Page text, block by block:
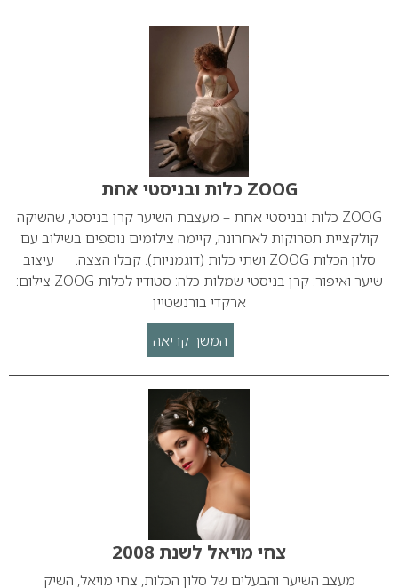
ZOOG כלות ובניסטי אחת
ZOOG כלות ובניסטי אחת – מעצבת השיער קרן בניסטי, שהשיקה
קולקציית תסרוקות לאחרונה, קיימה צילומים נוספים בשילוב עם
סלון הכלות ZOOG ושתי כלות (דוגמניות). קבלו הצצה. עיצוב
שיער ואיפור: קרן בניסטי שמלות כלה: סטודיו לכלות ZOOG צילום:
ארקדי בורנשטיין
המשך קריאה
צחי מויאל לשנת 2008
מעצב השיער והבעלים של סלון הכלות, צחי מויאל, השיק